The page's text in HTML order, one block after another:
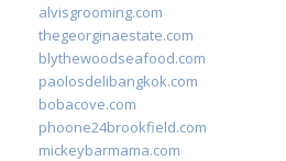
alvisgrooming.com
thegeorginaestate.com
blythewoodseafood.com
paolosdelibangkok.com
bobacove.com
phoone24brookfield.com
mickeybarmama.com